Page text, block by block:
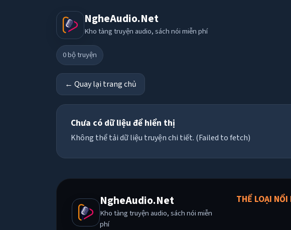
NgheAudio.Net
Kho tàng truyện audio, sách nói miễn phí
0bộ truyện
← Quay lại trang chủ
Chưa có dữ liệu để hiển thị
Không thể tải dữ liệu truyện chi tiết. (Failed to fetch)
NgheAudio.Net
Kho tàng truyện audio, sách nói miễn
phí
THỂ LOẠI NỔI